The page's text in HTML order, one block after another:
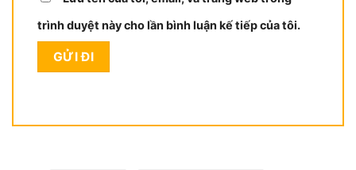
trình duyệt này cho lần bình luận kế tiếp của tôi.